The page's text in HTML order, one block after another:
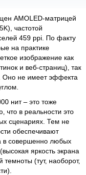
AMOLED-матрицей
частотой
459 ppi. По факту
на практике
изображение как
и веб-страниц), так
Оно не имеет эффекта
нит – это тоже
что в реальности это
сценариях. Тем не
обеспечивают
в совершенно любых
яркость экрана
темноты (тут, наоборот,